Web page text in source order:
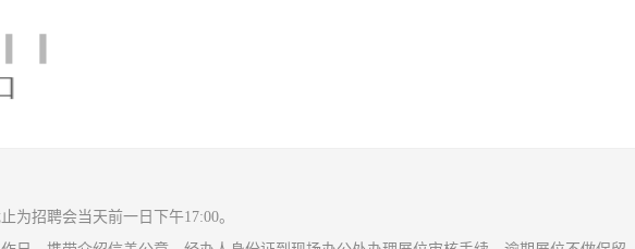
为招聘会当天前一日下午17:00。